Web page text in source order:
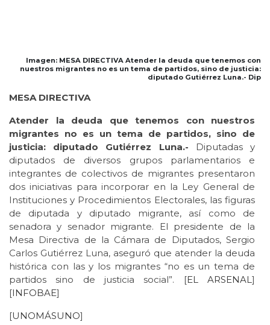
Imagen: MESA DIRECTIVA Atender la deuda que tenemos con
nuestros migrantes no es un tema de partidos, sino de justicia:
diputado Gutiérrez Luna.- Dip
MESA DIRECTIVA
Atender la deuda que tenemos con nuestros
migrantes no es un tema de partidos, sino de
justicia: diputado Gutiérrez Luna.- Diputadas y
diputados de diversos grupos parlamentarios e
integrantes de colectivos de migrantes presentaron
dos iniciativas para incorporar en la Ley General de
Instituciones y Procedimientos Electorales, las figuras
de diputada y diputado migrante, así como de
senadora y senador migrante. El presidente de la
Mesa Directiva de la Cámara de Diputados, Sergio
Carlos Gutiérrez Luna, aseguró que atender la deuda
histórica con las y los migrantes “no es un tema de
partidos sino de justicia social”. [EL ARSENAL]
[INFOBAE]
[UNOMÁSUNO]